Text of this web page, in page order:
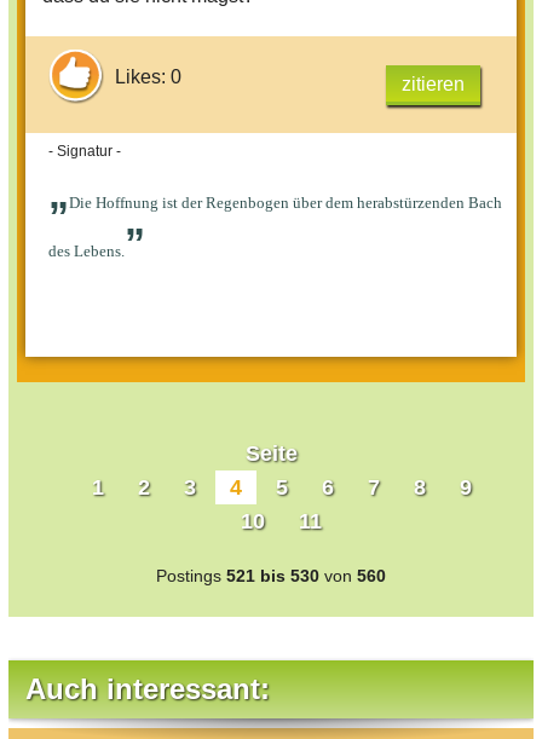
Likes: 0 zitieren
- Signatur -
„Die Hoffnung ist der Regenbogen über dem herabstürzenden Bach
des Lebens.”
Seite
1
2 3 4 5 6 7 8
9
10
11
Postings 521 bis 530 von 560
Auch interessant: